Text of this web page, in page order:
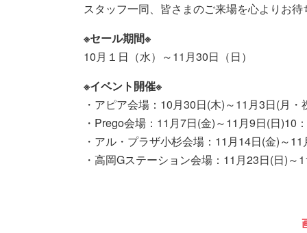
スタッフ一同、皆さまのご来場を心よりお
※セール期間※
10月１日（水）～11月30日（日）
※イベント開催※
・アピア会場：10月30日(木)～11月3日(月
・Prego会場：11月7日(金)～11月9日(日)10
・アル・プラザ小杉会場：11月14日(金)～
・高岡Gステーション会場：11月23日(日)～